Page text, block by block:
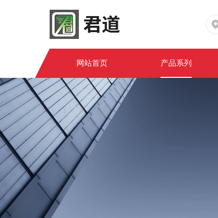
网站首页 产品系列